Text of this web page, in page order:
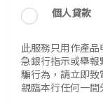
個人貸款
此服務只用作產
急銀行指示或舉報
騙行為，請立即
親臨本行任何一間